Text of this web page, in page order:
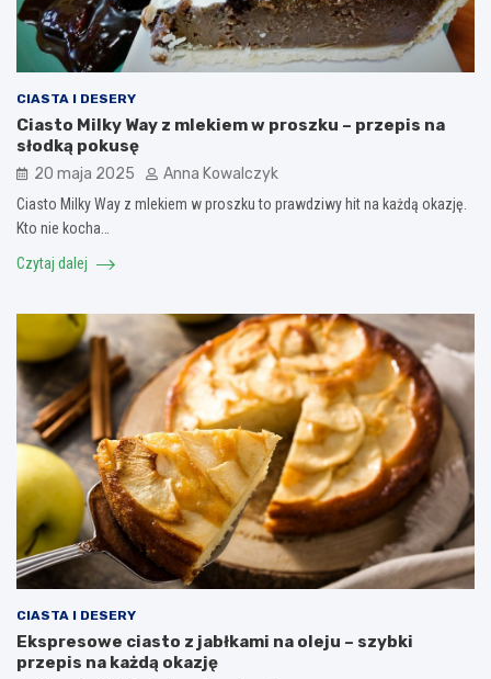
CIASTA I DESERY
Ciasto Milky Way z mlekiem w proszku – przepis na
słodką pokusę
20 maja 2025 Anna Kowalczyk
Ciasto Milky Way z mlekiem w proszku to prawdziwy hit na każdą okazję.
Kto nie kocha…
Czytaj dalej
CIASTA I DESERY
Ekspresowe ciasto z jabłkami na oleju – szybki
przepis na każdą okazję